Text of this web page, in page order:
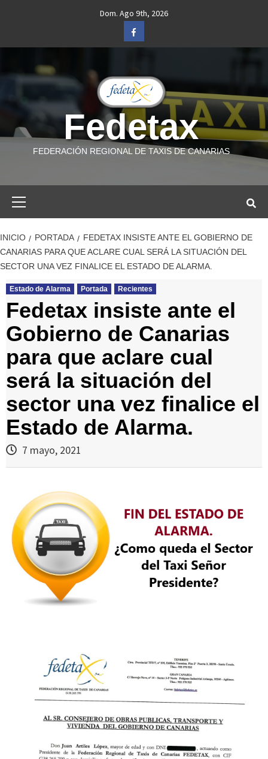
Dom. Ago 9th, 2026
Facebook
Fedetax
FEDERACIÓN REGIONAL DE TAXIS DE CANARIAS
INICIO PORTADA
FEDETAX INSISTE ANTE EL GOBIERNO DE
CANARIAS PARA QUE ACLARE CUAL SERÁ LA SITUACIÓN DEL
SECTOR UNA VEZ FINALICE EL ESTADO DE ALARMA.
Estado de Alarma Portada Recientes
Fedetax insiste ante el
Gobierno de Canarias
para que aclare cual
será la situación del
sector una vez finalice el
Estado de Alarma.
7 mayo, 2021